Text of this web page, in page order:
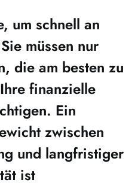
um schnell an
müssen nur
die am besten zu
finanzielle
Ein
zwischen
und langfristiger
ist